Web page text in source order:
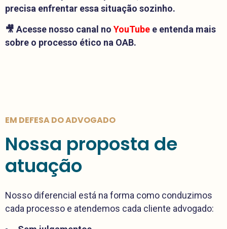
precisa enfrentar essa situação sozinho.
🎥 Acesse nosso canal no YouTube e entenda mais
sobre o processo ético na OAB.
EM DEFESA DO ADVOGADO
Nossa proposta de
atuação
Nosso diferencial está na forma como conduzimos
cada processo e atendemos cada cliente advogado: